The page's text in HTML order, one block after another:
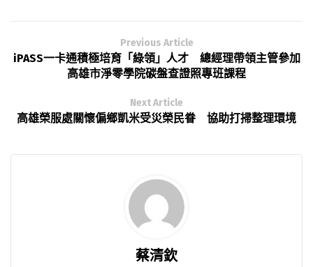
Previous Article
iPASS一卡通積極培育「綠領」人才 總經理帶領主管參加
高雄市淨零學院碳盤查證照專班課程
Next Article
高雄榮服處關懷偏鄉凱米受災榮民眷 協助打掃整理環境
蔡清欽